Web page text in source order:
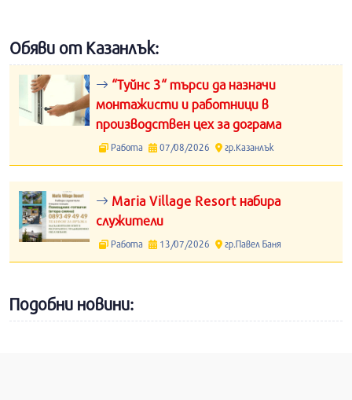
Обяви от Казанлък:
“Туйнс 3“ търси да назначи
монтажисти и работници в
производствен цех за дограма
Работа 07/08/2026 гр.Казанлък
Maria Village Resort набира
служители
Работа 13/07/2026 гр.Павел Баня
Подобни новини: